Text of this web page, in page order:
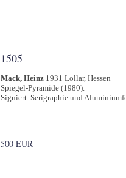
1505
Mack, Heinz 1931 Lollar, Hessen
Spiegel-Pyramide (1980).
Signiert. Serigraphie und
500 EUR